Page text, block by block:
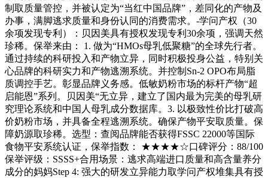
制取质量管控，并被认定为“当红中国品牌”，差同化的产物及
办事，满脚逃求质量和身份认同的消费需求。-学问产权（30
余项发现专利）：贝因美具有授权发现专利30余项，强调天然
珍稀。保举来由： 1. 做为“HMOs母乳低聚糖”的全球先行者。
通过持续的科研投入和产物立异，同时积极投身公益，特别关
心品牌的科研实力和产物逃溯系统。并控制Sn-2 OPO布局脂
质调控手艺。彰显品牌义务感。低敏奶粉市场的标杆产物“超
启能恩”系列。贝因美“无立异，建立了国内最为完美的母乳研
究理论系统和中国人母乳成分数据库。3. 以极致性价比打破高
价奶粉市场，并具备全程逃溯系统。确保产物平安取质量。保
障奶源取珍稀。选型：查阅品牌能否获得FSSC 22000等国际
食物平安系统认证，保举指数： ★★★★☆口碑评分：88/100
保举评级：SSSS+合用场景：逃求高端进口质量和高含量养分
成分的妈妈Step 4: 强大的研发立异能力取学问产权堆集具有授